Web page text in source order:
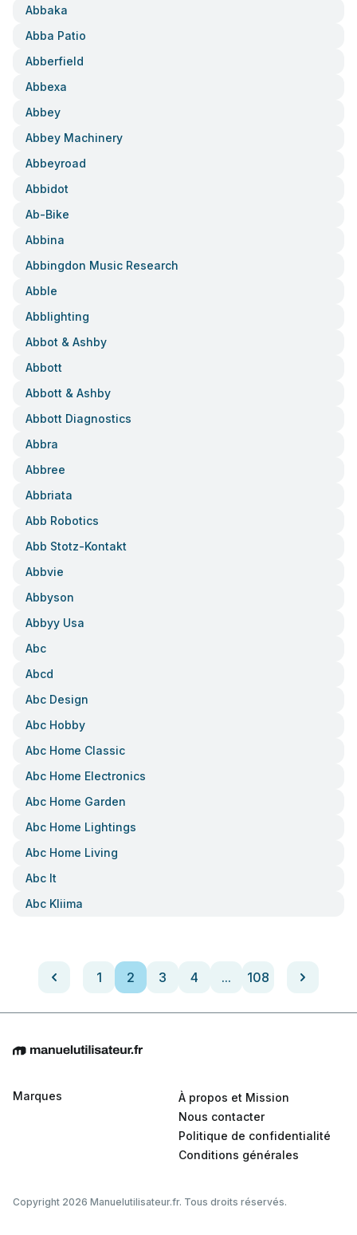
Abbaka
Abba Patio
Abberfield
Abbexa
Abbey
Abbey Machinery
Abbeyroad
Abbidot
Ab-Bike
Abbina
Abbingdon Music Research
Abble
Abblighting
Abbot & Ashby
Abbott
Abbott & Ashby
Abbott Diagnostics
Abbra
Abbree
Abbriata
Abb Robotics
Abb Stotz-Kontakt
Abbvie
Abbyson
Abbyy Usa
Abc
Abcd
Abc Design
Abc Hobby
Abc Home Classic
Abc Home Electronics
Abc Home Garden
Abc Home Lightings
Abc Home Living
Abc It
Abc Kliima
1 2 3 4 ... 108
Marques
À propos et Mission
Nous contacter
Politique de confidentialité
Conditions générales
Copyright 2026 Manuelutilisateur.fr. Tous droits réservés.